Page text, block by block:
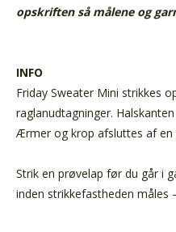
opskriften så målene og
INFO
Friday Sweater Mini strikkes
raglanudtagninger.
Ærmer og krop afsluttes af en
Strik en prøvelap før du går i
inden strikkefastheden måles